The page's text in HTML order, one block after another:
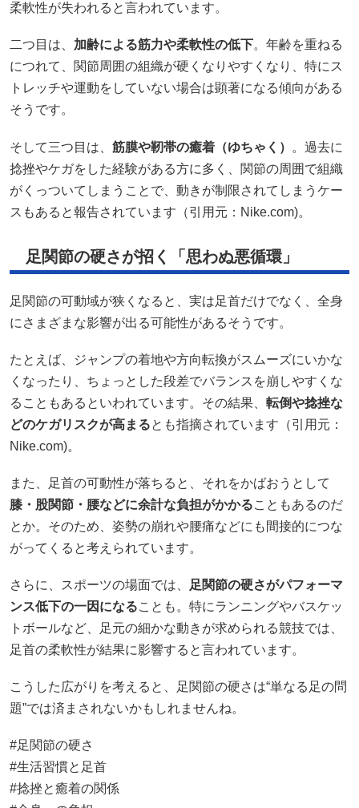
柔軟性が失われると言われています。
二つ目は、 加齢による筋力や柔軟性の低下。年齢を重ねる
につれて、関節周囲の組織が硬くなりやすくなり、特にス
トレッチや運動をしていない場合は顕著になる傾向がある
そうです。
そして三つ目は、 筋膜や靭帯の癒着（ゆちゃく）
。過去に
捻挫やケガをした経験がある方に多く、関節の周囲で組織
がくっついてしまうことで、動きが制限されてしまうケー
スもあると報告されています（引用元：Nike.com)。
足関節の硬さが招く「思わぬ悪循環」
足関節の可動域が狭くなると、実は足首だけでなく、全身
にさまざまな影響が出る可能性があるそうです。
たとえば、ジャンプの着地や方向転換がスムーズにいかな
くなったり、ちょっとした段差でバランスを崩しやすくな
ることもあるといわれています。その結果、 転倒や捻挫な
どのケガリスクが高まるとも指摘されています（引用元：
Nike.com)。
また、足首の可動性が落ちると、それをかばおうとして
膝・股関節・腰などに余計な負担がかかることもあるのだ
とか。そのため、姿勢の崩れや腰痛などにも間接的につな
がってくると考えられています。
さらに、スポーツの場面では、
足関節の硬さがパフォーマ
ンス低下の一因になることも。特にランニングやバスケッ
トボールなど、足元の細かな動きが求められる競技では、
足首の柔軟性が結果に影響すると言われています。
こうした広がりを考えると、足関節の硬さは“単なる足の問
題”では済まされないかもしれませんね。
#足関節の硬さ
#生活習慣と足首
#捻挫と癒着の関係